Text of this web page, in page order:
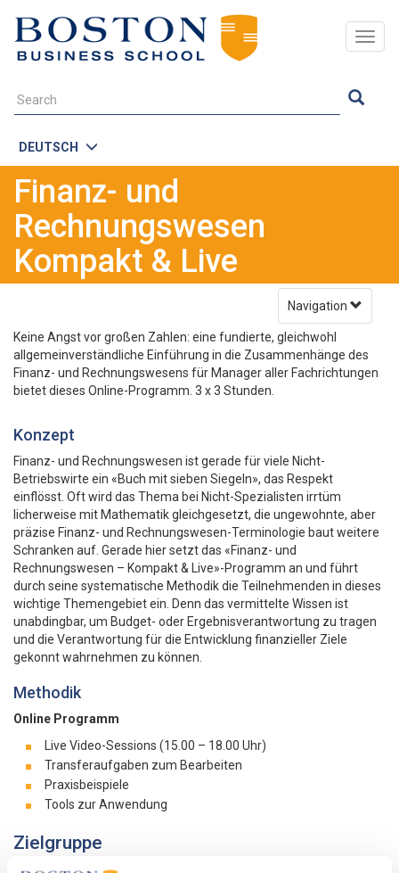
DEUTSCH
Finanz- und
Rechnungswesen
Kompakt & Live
Navigation
Keine Angst vor großen Zahlen: eine fundierte, gleichwohl
allgemeinverständliche Einführung in die Zusammenhänge des
Finanz- und Rechnungswesens für Manager aller Fachrichtungen
bietet dieses Online-Programm. 3 x 3 Stunden.
Konzept
Finanz- und Rechnungswesen ist gerade für viele Nicht-
Betriebswirte ein «Buch mit sieben Siegeln», das Respekt
einflösst. Oft wird das Thema bei Nicht-Spezialisten irrtüm
licherweise mit Mathematik gleichgesetzt, die ungewohnte, aber
präzise Finanz- und Rechnungswesen-Terminologie baut weitere
Schranken auf. Gerade hier setzt das «Finanz- und
Rechnungswesen – Kompakt & Live»-Programm an und führt
durch seine systematische Methodik die Teilnehmenden in dieses
wichtige Themengebiet ein. Denn das vermittelte Wissen ist
unabdingbar, um Budget- oder Ergebnisverantwortung zu tragen
und die Verantwortung für die Entwicklung finanzieller Ziele
gekonnt wahrnehmen zu können.
Methodik
Online Programm
Live Video-Sessions (15.00 – 18.00 Uhr)
Transferaufgaben zum Bearbeiten
Praxisbeispiele
Tools zur Anwendung
Zielgruppe